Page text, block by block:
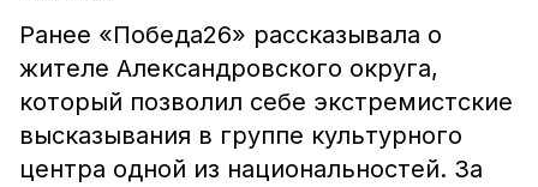
Ранее «Победа26» рассказывала о
жителе Александровского округа,
который позволил себе экстремистские
высказывания в группе культурного
центра одной из национальностей. За